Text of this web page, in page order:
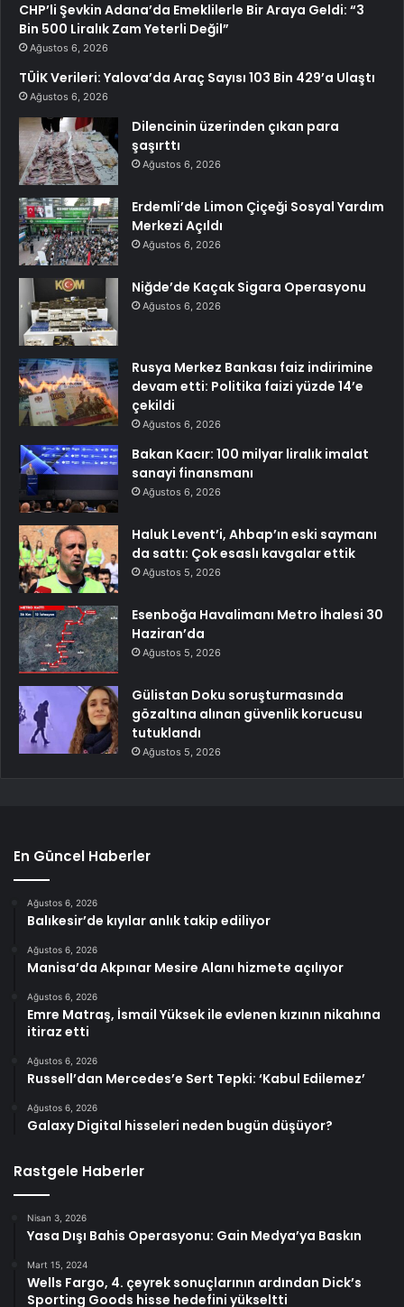
CHP’li Şevkin Adana’da Emeklilerle Bir Araya Geldi: “3
Bin 500 Liralık Zam Yeterli Değil”
Ağustos 6, 2026
TÜİK Verileri: Yalova’da Araç Sayısı 103 Bin 429’a Ulaştı
Ağustos 6, 2026
Dilencinin üzerinden çıkan para
şaşırttı
Ağustos 6, 2026
Erdemli’de Limon Çiçeği Sosyal Yardım
Merkezi Açıldı
Ağustos 6, 2026
Niğde’de Kaçak Sigara Operasyonu
Ağustos 6, 2026
Rusya Merkez Bankası faiz indirimine
devam etti: Politika faizi yüzde 14’e
çekildi
Ağustos 6, 2026
Bakan Kacır: 100 milyar liralık imalat
sanayi finansmanı
Ağustos 6, 2026
Haluk Levent’i, Ahbap’ın eski saymanı
da sattı: Çok esaslı kavgalar ettik
Ağustos 5, 2026
Esenboğa Havalimanı Metro İhalesi 30
Haziran’da
Ağustos 5, 2026
Gülistan Doku soruşturmasında
gözaltına alınan güvenlik korucusu
tutuklandı
Ağustos 5, 2026
En Güncel Haberler
Ağustos 6, 2026
Balıkesir’de kıyılar anlık takip ediliyor
Ağustos 6, 2026
Manisa’da Akpınar Mesire Alanı hizmete açılıyor
Ağustos 6, 2026
Emre Matraş, İsmail Yüksek ile evlenen kızının nikahına
itiraz etti
Ağustos 6, 2026
Russell’dan Mercedes’e Sert Tepki: ‘Kabul Edilemez’
Ağustos 6, 2026
Galaxy Digital hisseleri neden bugün düşüyor?
Rastgele Haberler
Nisan 3, 2026
Yasa Dışı Bahis Operasyonu: Gain Medya’ya Baskın
Mart 15, 2024
Wells Fargo, 4. çeyrek sonuçlarının ardından Dick’s
Sporting Goods hisse hedefini yükseltti